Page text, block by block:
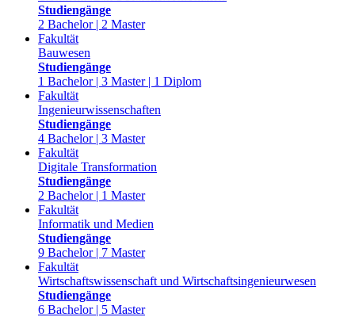
Studiengänge
2 Bachelor | 2 Master
Fakultät
Bauwesen
Studiengänge
1 Bachelor | 3 Master | 1 Diplom
Fakultät
Ingenieurwissenschaften
Studiengänge
4 Bachelor | 3 Master
Fakultät
Digitale Transformation
Studiengänge
2 Bachelor | 1 Master
Fakultät
Informatik und Medien
Studiengänge
9 Bachelor | 7 Master
Fakultät
Wirtschaftswissenschaft und Wirtschaftsingenieurwesen
Studiengänge
6 Bachelor | 5 Master